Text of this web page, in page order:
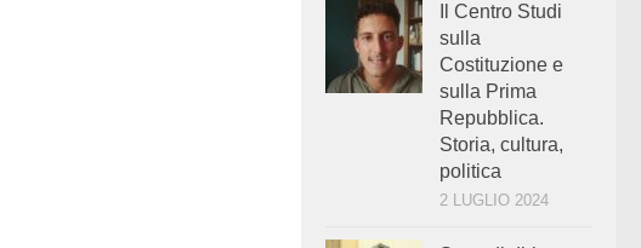
Il Centro Studi
sulla
Costituzione e
sulla Prima
Repubblica.
Storia, cultura,
politica
2 LUGLIO 2024